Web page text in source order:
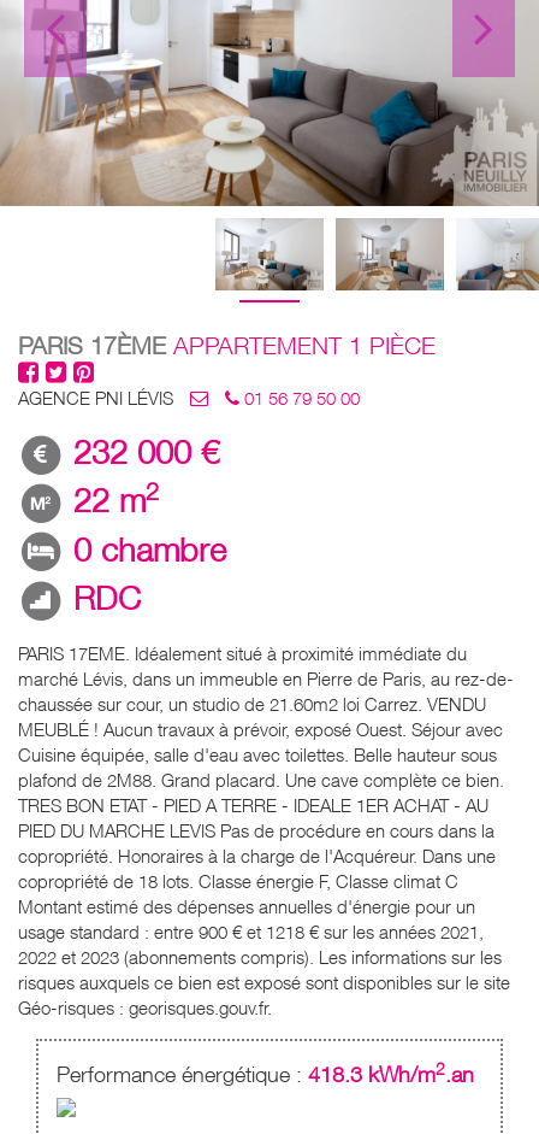
PARIS 17ÈME APPARTEMENT 1 PIÈCE
AGENCE PNI LÉVIS 01 56 79 50 00
232 000 €
22 m2
0 chambre
RDC
PARIS 17EME. Idéalement situé à proximité immédiate du
marché Lévis, dans un immeuble en Pierre de Paris, au rez-de-
chaussée sur cour, un studio de 21.60m2 loi Carrez. VENDU
MEUBLÉ ! Aucun travaux à prévoir, exposé Ouest. Séjour avec
Cuisine équipée, salle d'eau avec toilettes. Belle hauteur sous
plafond de 2M88. Grand placard. Une cave complète ce bien.
TRES BON ETAT - PIED A TERRE - IDEALE 1ER ACHAT - AU
PIED DU MARCHE LEVIS Pas de procédure en cours dans la
copropriété. Honoraires à la charge de l'Acquéreur. Dans une
copropriété de 18 lots. Classe énergie F, Classe climat C
Montant estimé des dépenses annuelles d'énergie pour un
usage standard : entre 900 € et 1218 € sur les années 2021,
2022 et 2023 (abonnements compris). Les informations sur les
risques auxquels ce bien est exposé sont disponibles sur le site
Géo-risques : georisques.gouv.fr.
Performance énergétique : 418.3 kWh/m2.an